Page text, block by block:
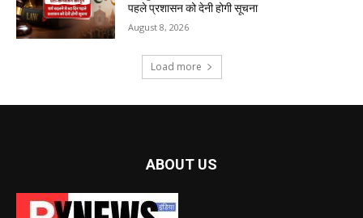
पहले प्रशासन को देनी होगी सूचना
August 8, 2026
Load more
ABOUT US